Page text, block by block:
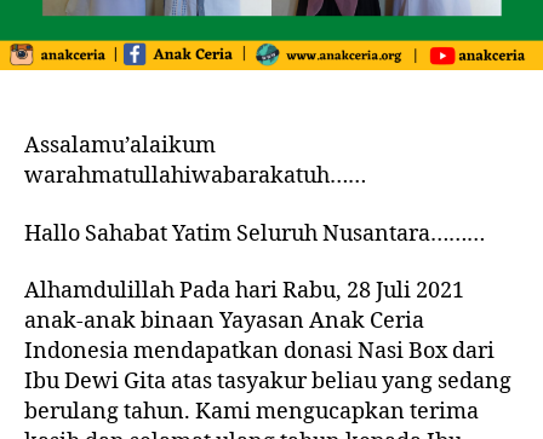
Assalamu’alaikum
warahmatullahiwabarakatuh……
Hallo Sahabat Yatim Seluruh Nusantara………
Alhamdulillah Pada hari Rabu, 28 Juli 2021
anak-anak binaan Yayasan Anak Ceria
Indonesia mendapatkan donasi Nasi Box dari
Ibu Dewi Gita atas tasyakur beliau yang sedang
berulang tahun. Kami mengucapkan terima